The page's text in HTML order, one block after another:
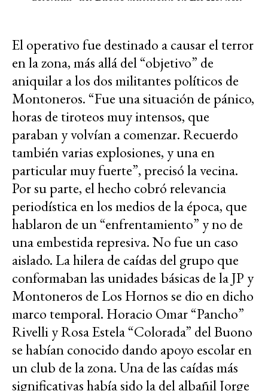
El operativo fue destinado a causar el terror
en la zona, más allá del “objetivo” de
aniquilar a los dos militantes políticos de
Montoneros. “Fue una situación de pánico,
horas de tiroteos muy intensos, que
paraban y volvían a comenzar. Recuerdo
también varias explosiones, y una en
particular muy fuerte”, precisó la vecina.
Por su parte, el hecho cobró relevancia
periodística en los medios de la época, que
hablaron de un “enfrentamiento” y no de
una embestida represiva. No fue un caso
aislado. La hilera de caídas del grupo que
conformaban las unidades básicas de la JP y
Montoneros de Los Hornos se dio en dicho
marco temporal. Horacio Omar “Pancho”
Rivelli y Rosa Estela “Colorada” del Buono
se habían conocido dando apoyo escolar en
un club de la zona. Una de las caídas más
significativas había sido la del albañil Jorge